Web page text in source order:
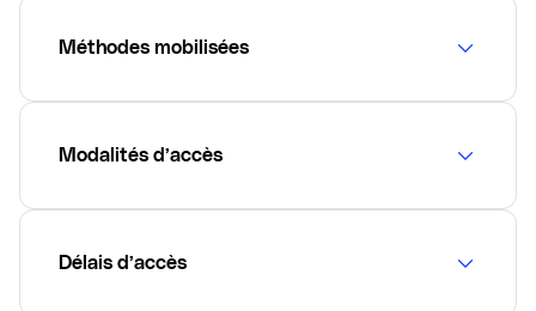
Méthodes mobilisées
Modalités d’accès
Délais d’accès